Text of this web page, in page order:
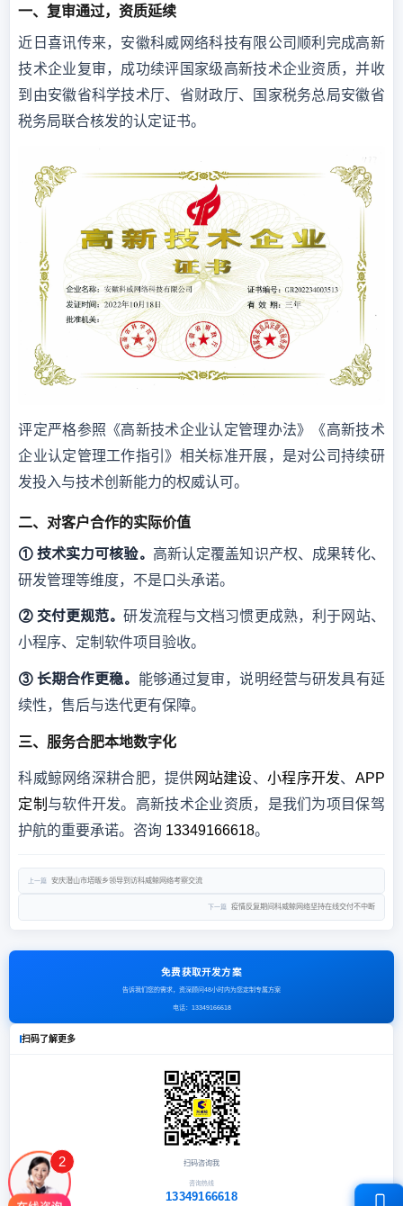
一、复审通过，资质延续
近日喜讯传来，安徽科威网络科技有限公司顺利完成高新
技术企业复审，成功续评国家级高新技术企业资质，并收
到由安徽省科学技术厅、省财政厅、国家税务总局安徽省
税务局联合核发的认定证书。
评定严格参照《高新技术企业认定管理办法》《高新技术
企业认定管理工作指引》相关标准开展，是对公司持续研
发投入与技术创新能力的权威认可。
二、对客户合作的实际价值
① 技术实力可核验。 高新认定覆盖知识产权、成果转化、
研发管理等维度，不是口头承诺。
② 交付更规范。研发流程与文档习惯更成熟，利于网站、
小程序、定制软件项目验收。
③ 长期合作更稳。
能够通过复审，说明经营与研发具有延
续性，售后与迭代更有保障。
三、服务合肥本地数字化
科威鲸网络深耕合肥，提供 网站建设、小程序开发、 APP
定制 与软件开发。高新技术企业资质，是我们为项目保驾
护航的重要承诺。咨询 13349166618。
上一篇 安庆潜山市塔畈乡领导到访科威鲸网络考察交流
下一篇 疫情反复期间科威鲸网络坚持在线交付不中断
免费获取开发方案
告诉我们您的需求，资深顾问48小时内为您定制专属方案
电话： 13349166618
扫码了解更多
扫码咨询我
咨询热线
13349166618
2